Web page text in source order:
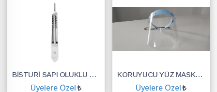
BİSTURİ SAPI OLUKLU NO.3
Üyelere Özel
KORUYUCU YÜZ MASKESİ SİPERLİK.YÜZ KALKANI.DENTAL MASKE
Üyelere Özel